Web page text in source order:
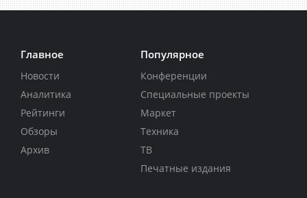
Главное
Новости
Аналитика
Рейтинги
Обзоры
Архив
Популярное
Конференции
Специальные проекты
Маркет
Техника
ТВ
Печатные издания